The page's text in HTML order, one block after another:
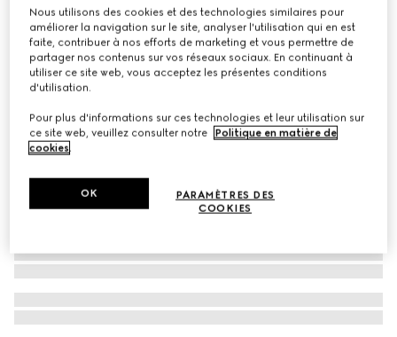
€ 1.900
Nous utilisons des cookies et des technologies similaires pour
améliorer la navigation sur le site, analyser l'utilisation qui en est
faite, contribuer à nos efforts de marketing et vous permettre de
partager nos contenus sur vos réseaux sociaux. En continuant à
utiliser ce site web, vous acceptez les présentes conditions
d'utilisation.
Pour plus d'informations sur ces technologies et leur utilisation sur
ce site web, veuillez consulter notre
Politique en matière de
cookies.
PARAMÈTRES DES
COOKIES
OK